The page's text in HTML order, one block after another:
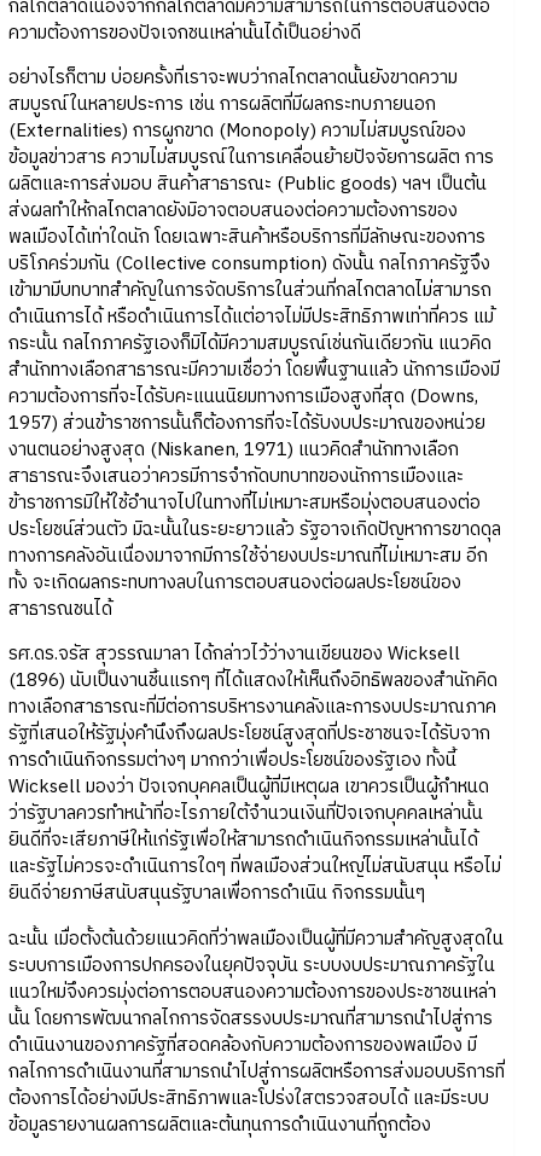
กลไกตลาดเนื่องจากกลไกตลาดมีความสามารถในการตอบสนองต่อ
ความต้องการของปัจเจกชนเหล่านั้นได้เป็นอย่างดี
อย่างไรก็ตาม บ่อยครั้งที่เราจะพบว่ากลไกตลาดนั้นยังขาดความ
สมบูรณ์ในหลายประการ เช่น การผลิตที่มีผลกระทบภายนอก
(Externalities) การผูกขาด (Monopoly) ความไม่สมบูรณ์ของ
ข้อมูลข่าวสาร ความไม่สมบูรณ์ในการเคลื่อนย้ายปัจจัยการผลิต การ
ผลิตและการส่งมอบ สินค้าสาธารณะ (Public goods) ฯลฯ เป็นต้น
ส่งผลทำให้กลไกตลาดยังมิอาจตอบสนองต่อความต้องการของ
พลเมืองได้เท่าใดนัก โดยเฉพาะสินค้าหรือบริการที่มีลักษณะของการ
บริโภคร่วมกัน (Collective consumption) ดังนั้น กลไกภาครัฐจึง
เข้ามามีบทบาทสำคัญในการจัดบริการในส่วนที่กลไกตลาดไม่สามารถ
ดำเนินการได้ หรือดำเนินการได้แต่อาจไม่มีประสิทธิภาพเท่าที่ควร แม้
กระนั้น กลไกภาครัฐเองก็มิได้มีความสมบูรณ์เช่นกันเดียวกัน แนวคิด
สำนักทางเลือกสาธารณะมีความเชื่อว่า โดยพื้นฐานแล้ว นักการเมืองมี
ความต้องการที่จะได้รับคะแนนนิยมทางการเมืองสูงที่สุด (Downs,
1957) ส่วนข้าราชการนั้นก็ต้องการที่จะได้รับงบประมาณของหน่วย
งานตนอย่างสูงสุด (Niskanen, 1971) แนวคิดสำนักทางเลือก
สาธารณะจึงเสนอว่าควรมีการจำกัดบทบาทของนักการเมืองและ
ข้าราชการมิให้ใช้อำนาจไปในทางที่ไม่เหมาะสมหรือมุ่งตอบสนองต่อ
ประโยชน์ส่วนตัว มิฉะนั้นในระยะยาวแล้ว รัฐอาจเกิดปัญหาการขาดดุล
ทางการคลังอันเนื่องมาจากมีการใช้จ่ายงบประมาณที่ไม่เหมาะสม อีก
ทั้ง จะเกิดผลกระทบทางลบในการตอบสนองต่อผลประโยชน์ของ
สาธารณชนได้
รศ.ดร.จรัส สุวรรณมาลา ได้กล่าวไว้ว่างานเขียนของ Wicksell
(1896) นับเป็นงานชิ้นแรกๆ ที่ได้แสดงให้เห็นถึงอิทธิพลของสำนักคิด
ทางเลือกสาธารณะที่มีต่อการบริหารงานคลังและการงบประมาณภาค
รัฐที่เสนอให้รัฐมุ่งคำนึงถึงผลประโยชน์สูงสุดที่ประชาชนจะได้รับจาก
การดำเนินกิจกรรมต่างๆ มากกว่าเพื่อประโยชน์ของรัฐเอง ทั้งนี้
Wicksell มองว่า ปัจเจกบุคคลเป็นผู้ที่มีเหตุผล เขาควรเป็นผู้กำหนด
ว่ารัฐบาลควรทำหน้าที่อะไรภายใต้จำนวนเงินที่ปัจเจกบุคคลเหล่านั้น
ยินดีที่จะเสียภาษีให้แก่รัฐเพื่อให้สามารถดำเนินกิจกรรมเหล่านั้นได้
และรัฐไม่ควรจะดำเนินการใดๆ ที่พลเมืองส่วนใหญ่ไม่สนับสนุน หรือไม่
ยินดีจ่ายภาษีสนับสนุนรัฐบาลเพื่อการดำเนิน กิจกรรมนั้นๆ
ฉะนั้น เมื่อตั้งต้นด้วยแนวคิดที่ว่าพลเมืองเป็นผู้ที่มีความสำคัญสูงสุดใน
ระบบการเมืองการปกครองในยุคปัจจุบัน ระบบงบประมาณภาครัฐใน
แนวใหม่จึงควรมุ่งต่อการตอบสนองความต้องการของประชาชนเหล่า
นั้น โดยการพัฒนากลไกการจัดสรรงบประมาณที่สามารถนำไปสู่การ
ดำเนินงานของภาครัฐที่สอดคล้องกับความต้องการของพลเมือง มี
กลไกการดำเนินงานที่สามารถนำไปสู่การผลิตหรือการส่งมอบบริการที่
ต้องการได้อย่างมีประสิทธิภาพและโปร่งใสตรวจสอบได้ และมีระบบ
ข้อมูลรายงานผลการผลิตและต้นทุนการดำเนินงานที่ถูกต้อง